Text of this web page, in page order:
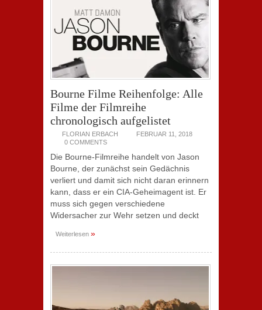
Bourne Filme Reihenfolge: Alle
Filme der Filmreihe
chronologisch aufgelistet
FLORIAN ERBACH
FEBRUAR 11, 2018
0 COMMENTS
Die Bourne-Filmreihe handelt von Jason
Bourne, der zunächst sein Gedächnis
verliert und damit sich nicht daran erinnern
kann, dass er ein CIA-Geheimagent ist. Er
muss sich gegen verschiedene
Widersacher zur Wehr setzen und deckt
Weiterlesen »